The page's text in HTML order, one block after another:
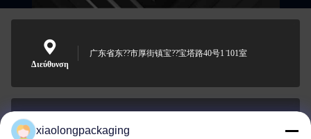
Διεύθυνση
广东省东??市厚街镇宝??宝塔路40号1 ̇101室
Tina@xiaolongpackaging.com
xiaolongpackaging